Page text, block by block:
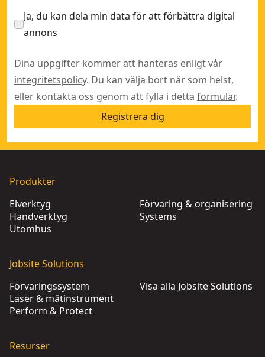
Ja, du kan dela min data för att förbättra digital
annons
Dina uppgifter kommer att hanteras enligt vår
integritetspolicy. Du kan välja bort när som helst,
eller kontakta oss genom att fylla i detta formulär.
Registrera dig
Produkter
Elverktyg
Handverktyg
Utomhus
Förvaring & organisering
Systems
Jobsite Solutions
Förvaringssystem
Laser & mätinstrument
Perform & Protect
Visa alla Jobsite Solutions
Resurser